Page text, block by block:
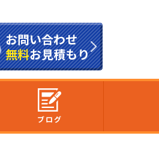
お問い合わせ
無料お見積もり
ブログ